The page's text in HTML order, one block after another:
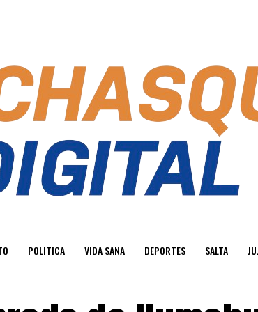
POLITICA VIDA SANA DEPORTES SALTA